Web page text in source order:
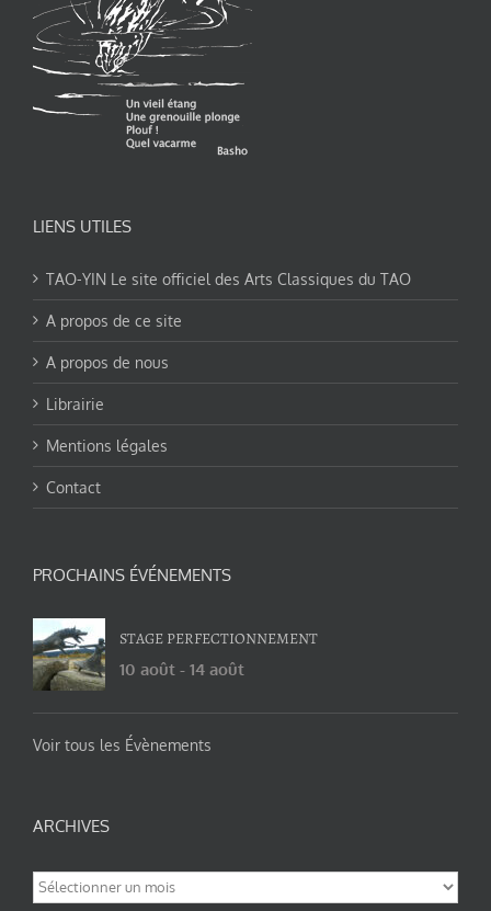
LIENS UTILES
TAO-YIN Le site officiel des Arts Classiques du TAO
A propos de ce site
A propos de nous
Librairie
Mentions légales
Contact
PROCHAINS ÉVÉNEMENTS
STAGE PERFECTIONNEMENT
10 août - 14 août
Voir tous les Évènements
ARCHIVES
Archives